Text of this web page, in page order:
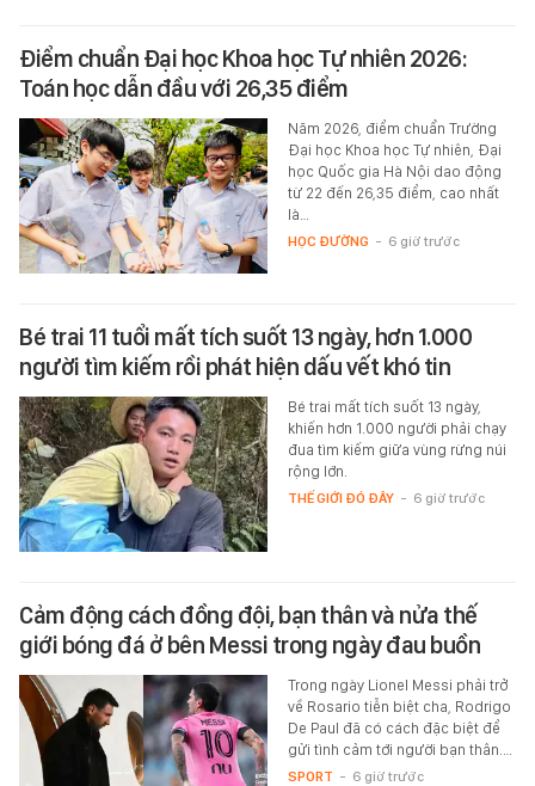
Điểm chuẩn Đại học Khoa học Tự nhiên 2026:
Toán học dẫn đầu với 26,35 điểm
Năm 2026, điểm chuẩn Trường
Đại học Khoa học Tự nhiên, Đại
học Quốc gia Hà Nội dao động
từ 22 đến 26,35 điểm, cao nhất
là…
HỌC ĐƯỜNG - 6 giờ trước
Bé trai 11 tuổi mất tích suốt 13 ngày, hơn 1.000
người tìm kiếm rồi phát hiện dấu vết khó tin
Bé trai mất tích suốt 13 ngày,
khiến hơn 1.000 người phải chạy
đua tìm kiếm giữa vùng rừng núi
rộng lớn.
THẾ GIỚI ĐÓ ĐÂY - 6 giờ trước
Cảm động cách đồng đội, bạn thân và nửa thế
giới bóng đá ở bên Messi trong ngày đau buồn
Trong ngày Lionel Messi phải trở
về Rosario tiễn biệt cha, Rodrigo
De Paul đã có cách đặc biệt để
gửi tình cảm tới người bạn thân.…
SPORT - 6 giờ trước